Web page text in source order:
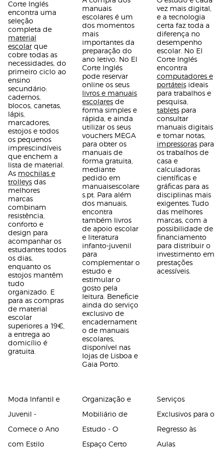
Corte Inglés
encontra uma
seleção
completa de
material
escolar que
cobre todas as
necessidades, do
primeiro ciclo ao
ensino
secundário:
cadernos,
blocos, canetas,
lápis,
marcadores,
estojos e todos
os pequenos
imprescindíveis
que enchem a
lista de material.
As mochilas e
trolleys das
melhores
marcas
combinam
resistência,
conforto e
design para
acompanhar os
estudantes todos
os dias,
enquanto os
estojos mantêm
tudo
organizado. E
para as compras
de material
escolar
superiores a 19€,
a entrega ao
domicílio é
gratuita.
manuais
escolares é um
dos momentos
mais
importantes da
preparação do
ano letivo. No El
Corte Inglés
pode reservar
online os seus
livros e manuais
escolares de
forma simples e
rápida, e ainda
utilizar os seus
vouchers MEGA
para obter os
manuais de
forma gratuita,
mediante
pedido em
manuaisescolare
s.pt. Para além
dos manuais,
encontra
também livros
de apoio escolar
e literatura
infanto-juvenil
para
complementar o
estudo e
estimular o
gosto pela
leitura. Beneficie
ainda do serviço
exclusivo de
encadernament
o de manuais
escolares,
disponível nas
lojas de Lisboa e
Gaia Porto.
vez mais digital,
e a tecnologia
certa faz toda a
diferença no
desempenho
escolar. No El
Corte Inglés
encontra
computadores e
portáteisideais
para trabalhos e
pesquisa,
tabletspara
consultar
manuais digitais
e tomar notas,
impressoraspara
os trabalhos de
casa e
calculadoras
científicas e
gráficas para as
disciplinas mais
exigentes. Tudo
das melhores
marcas, com a
possibilidade de
financiamento
para distribuir o
investimento em
prestações
acessíveis.
Moda Infantil e
Juvenil -
Comece o Ano
com Estilo
Organização e
Mobiliário de
Estudo - O
Espaço Certo
Serviços
Exclusivos para o
Regresso às
Aulas